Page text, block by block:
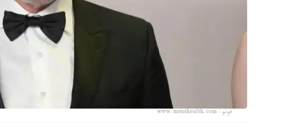
فوتو: www.menshealth.com